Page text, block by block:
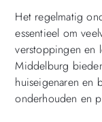
Het regelmatig
essentieel om
verstoppingen en
Middelburg
huiseigenaren en
onderhouden en